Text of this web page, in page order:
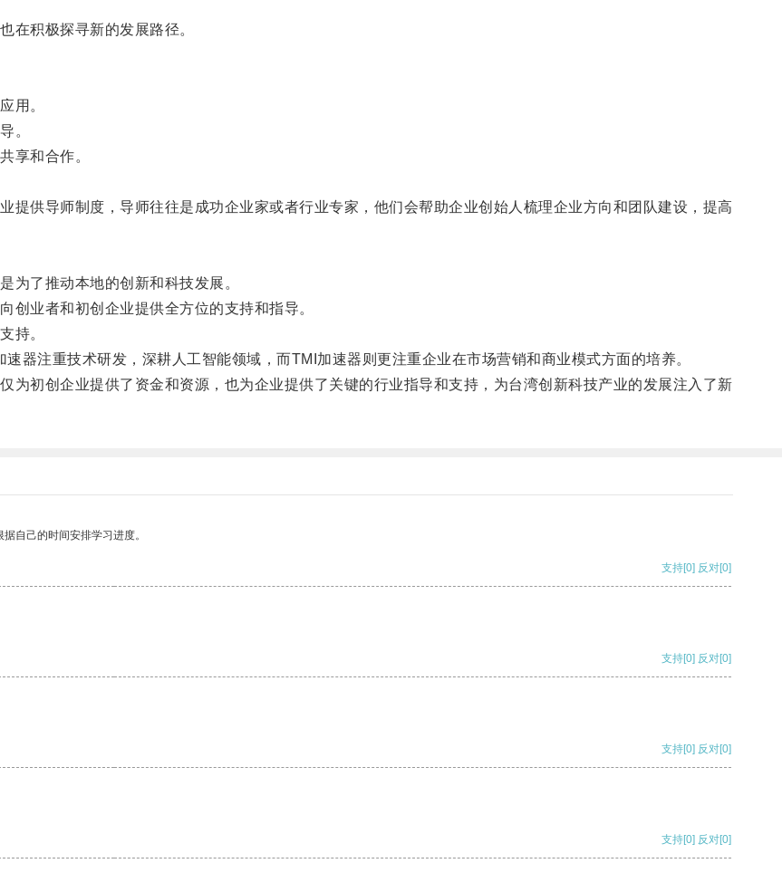
积极探寻新的发展路径。
用。
。
享和合作。
供导师制度，导师往往是成功企业家或者行业专家，他们会帮助企业创始人梳理企业方向和团队建设，提高
了推动本地的创新和科技发展。
业者和初创企业提供全方位的支持和指导。
持。
注重技术研发，深耕人工智能领域，而TMI加速器则更注重企业在市场营销和商业模式方面的培养。
初创企业提供了资金和资源，也为企业提供了关键的行业指导和支持，为台湾创新科技产业的发展注入了新
自己的时间安排学习进度。
支持[0] 反对[0]
支持[0] 反对[0]
支持[0] 反对[0]
支持[0] 反对[0]